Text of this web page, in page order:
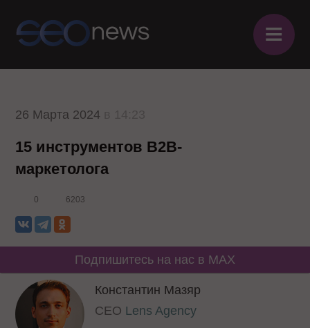
≡
26 Марта 2024
15 инструментов B2B-
маркетолога
0 6203
Подпишитесь на нас в MAX
Константин Мазяр
CEO Lens Agency